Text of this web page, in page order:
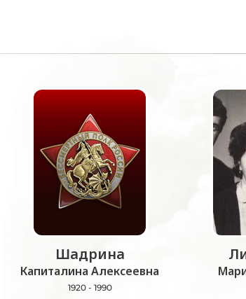
Шадрина
Капиталина Алексеевна
1920 - 1990